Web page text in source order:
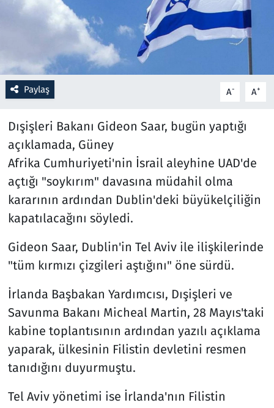
Paylaş A- A+
Dışişleri Bakanı Gideon Saar, bugün yaptığı
açıklamada, Güney
Afrika Cumhuriyeti'nin İsrail aleyhine UAD'de
açtığı "soykırım" davasına müdahil olma
kararının ardından Dublin'deki büyükelçiliğin
kapatılacağını söyledi.
Gideon Saar, Dublin'in Tel Aviv ile ilişkilerinde
"tüm kırmızı çizgileri aştığını" öne sürdü.
İrlanda Başbakan Yardımcısı, Dışişleri ve
Savunma Bakanı Micheal Martin, 28 Mayıs'taki
kabine toplantısının ardından yazılı açıklama
yaparak, ülkesinin Filistin devletini resmen
tanıdığını duyurmuştu.
Tel Aviv yönetimi ise İrlanda'nın Filistin
Savunma Sanayi
Seçim 2023
Teknoloji ve Bilim
Televizyon